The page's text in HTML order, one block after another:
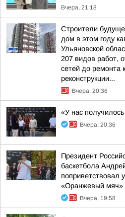
Вчера, 21:18
Строители
дом в этом году
Ульяновской
207 видов работ,
сетей до ремонта
реконструкции...
Вчера, 20:36
«У нас
Вчера, 20:36
Президент
баскетбола
поприветствовал
«Оранжевый мяч»
Вчера, 19:58